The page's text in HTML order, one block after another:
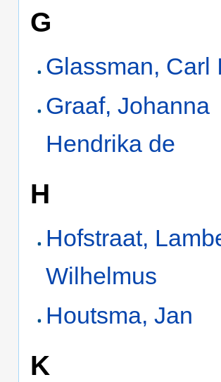
G
Glassman, Carl
Graaf, Johanna
Hendrika de
H
Hofstraat,
Wilhelmus
Houtsma, Jan
K